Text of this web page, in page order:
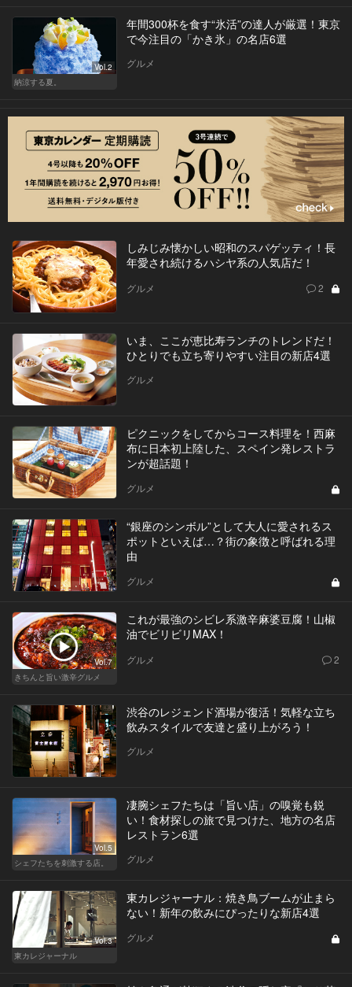
Vol.2
納涼する夏。
年間300杯を食す“氷活”の達人が厳選！東京
で今注目の「かき氷」の名店6選
グルメ
しみじみ懐かしい昭和のスパゲッティ！長
年愛され続けるハシヤ系の人気店だ！
グルメ 2
いま、ここが恵比寿ランチのトレンドだ！
ひとりでも立ち寄りやすい注目の新店4選
グルメ
ピクニックをしてからコース料理を！西麻
布に日本初上陸した、スペイン発レストラ
ンが超話題！
グルメ
“銀座のシンボル”として大人に愛されるス
ポットといえば…？街の象徴と呼ばれる理
由
グルメ
Vol.7
きちんと旨い激辛グルメ
これが最強のシビレ系激辛麻婆豆腐！山椒
油でビリビリMAX！
グルメ 2
渋谷のレジェンド酒場が復活！気軽な立ち
飲みスタイルで友達と盛り上がろう！
グルメ
Vol.5
シェフたちを刺激する店。
凄腕シェフたちは「旨い店」の嗅覚も鋭
い！食材探しの旅で見つけた、地方の名店
レストラン6選
グルメ
Vol.3
東カレジャーナル
東カレジャーナル：焼き鳥ブームが止まら
ない！新年の飲みにぴったりな新店4選
グルメ